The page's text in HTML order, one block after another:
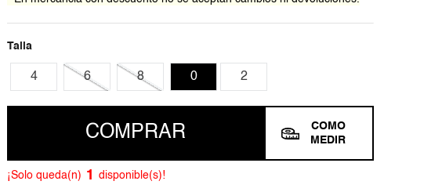
Talla
4 6 8 0 2
COMPRAR
COMO
MEDIR
¡Solo queda(n) 1 disponible(s)!